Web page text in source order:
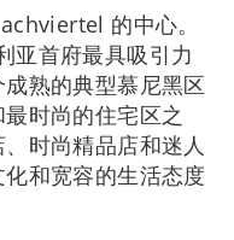
的中心。
首府最具吸引力
熟的典型慕尼黑区
时尚的住宅区之
时尚精品店和迷人
和宽容的生活态度